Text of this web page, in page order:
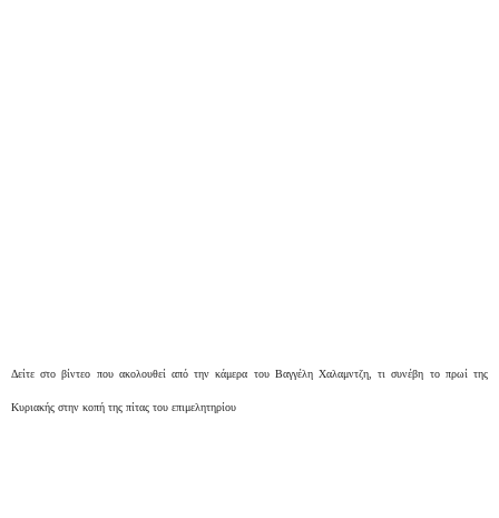
Δείτε στο βίντεο που ακολουθεί από την κάμερα του Βαγγέλη Χαλαμντζη, τι συνέβη το πρωί της
Κυριακής στην κοπή της πίτας του επιμελητηρίου